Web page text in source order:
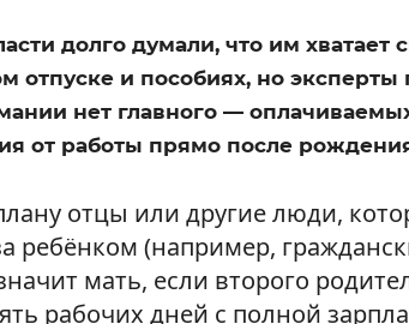
долго думали, что им хватает
отпуске и пособиях, но эксперты
нет главного —
от работы прямо после
отцы или другие люди,
ребёнком (например,
мать, если второго
рабочих дней с полной